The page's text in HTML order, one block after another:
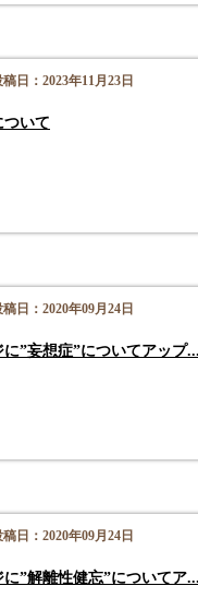
稿日：2023年11月23日
ついて
稿日：2020年09月24日
”妄想症”についてアップ...
稿日：2020年09月24日
”解離性健忘”についてア...